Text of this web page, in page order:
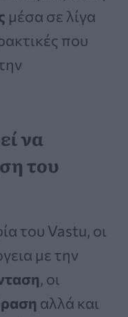
μέσα σε λίγα
που
να
του
του Vastu, οι
με την
, οι
αλλά και